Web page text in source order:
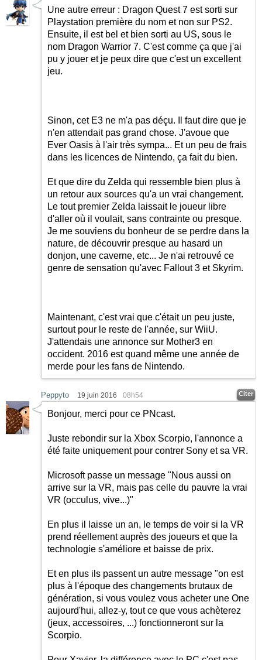
Une autre erreur : Dragon Quest 7 est sorti sur
Playstation première du nom et non sur PS2.
Ensuite, il est bel et bien sorti au US, sous le
nom Dragon Warrior 7. C'est comme ça que j'ai
pu y jouer et je peux dire que c'est un excellent
jeu.
Sinon, cet E3 ne m'a pas déçu. Il faut dire que je
n'en attendait pas grand chose. J'avoue que
Ever Oasis à l'air très sympa... Et un peu de frais
dans les licences de Nintendo, ça fait du bien.
Et que dire du Zelda qui ressemble bien plus à
un retour aux sources qu'a un vrai changement.
Le tout premier Zelda laissait le joueur libre
d'aller où il voulait, sans contrainte ou presque.
Je me souviens du bonheur de se perdre dans la
nature, de découvrir presque au hasard un
donjon, une caverne, etc... Je n'ai retrouvé ce
genre de sensation qu'avec Fallout 3 et Skyrim.
Maintenant, c'est vrai que c'était un peu juste,
surtout pour le reste de l'année, sur WiiU.
J'attendais une annonce sur Mother3 en
occident. 2016 est quand même une année de
merde pour les fans de Nintendo.
Peppyto 19 juin 2016 08h54 Citer
Bonjour, merci pour ce PNcast.
Juste rebondir sur la Xbox Scorpio, l'annonce a
été faite uniquement pour contrer Sony et sa VR.
Microsoft passe un message "Nous aussi on
arrive sur la VR, mais pas celle du pauvre la vrai
VR (occulus, vive...)"
En plus il laisse un an, le temps de voir si la VR
prend réellement auprès des joueurs et que la
technologie s'améliore et baisse de prix.
Et en plus ils passent un autre message "on est
plus à l'époque des changements brutaux de
génération, si vous voulez vous acheter une One
aujourd'hui, allez-y, tout ce que vous achèterez
(jeux, accessoires, ...) fonctionneront sur la
Scorpio.